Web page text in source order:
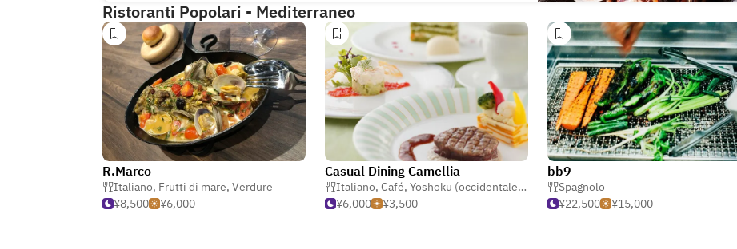
Ristoranti Popolari - Mediterraneo
R.Marco
Italiano, Frutti di mare, Verdure
¥8,500
¥6,000
Casual Dining Camellia
Italiano, Café, Yoshoku (occidentale giapponese)
¥6,000
¥3,500
bb9
Spagnolo
¥22,500
¥15,000